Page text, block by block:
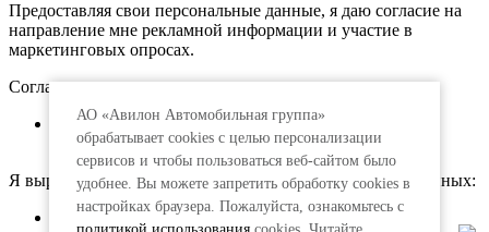
АО «Авилон Автомобильная группа»
обрабатывает cookies с целью персонализации
сервисов и чтобы пользоваться веб-сайтом было
удобнее. Вы можете запретить обработку сookies в
настройках браузера. Пожалуйста, ознакомьтесь с
Предоставляя свои персональные данные, я даю согласие на
направление мне рекламной информации и участие в
маркетинговых опросах.
Согласие предоставляется:
АО «Авилон АГ», адрес: 109316, г. Москва,
Волгоградский пр., д.43, корп.3
Я выражаю согласие на передачу моих персональных данных:
АО «АкитА», адрес: 109316, г. Москва, просп.